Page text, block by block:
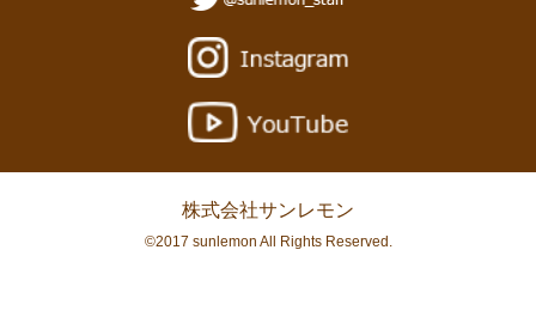
株式会社サンレモン
©2017 sunlemon All Rights Reserved.